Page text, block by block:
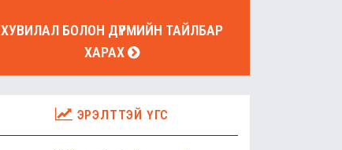
ХУВИЛАЛ БОЛОН ДҮРМИЙН ТАЙЛБАР
ХАРАХ
ЭРЭЛТТЭЙ ҮГС